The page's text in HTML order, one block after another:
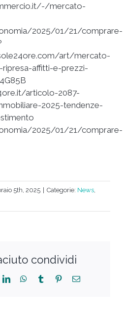
mercato-
2025/01/21/comprare-
art/mercato-
affitti-e-prezzi-
articolo-2087-
2025-tendenze-
2025/01/21/comprare-
5th, 2025 | Categorie: News
condividi